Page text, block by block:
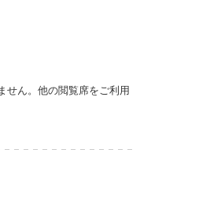
せん。他の閲覧席をご利用